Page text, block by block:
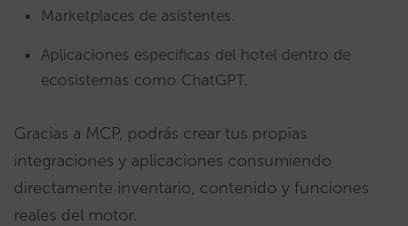
Marketplaces de asistentes.
Aplicaciones específicas del hotel dentro de
ecosistemas como ChatGPT.
Gracias a MCP, podrás crear tus propias
integraciones y aplicaciones consumiendo
directamente inventario, contenido y funciones
reales del motor.